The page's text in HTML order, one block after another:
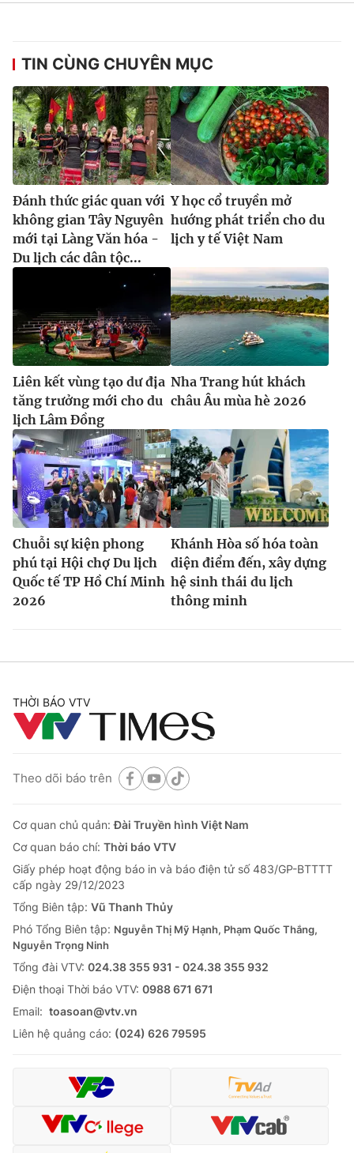
Nguyễn Trọng Ninh
024.38 355 931 - 024.38 355 932
Ðiện thoại Thời báo VTV:024.66 897 897
Email:toasoan@vtv.vn
Liên hệ quảng cáo:024-7300.7108
® Cấm sao chép dưới mọi hình thức nếu không có sự chấp
thuận bằng văn bản. Ghi rõ nguồn VTV.vn khi phát hành lại
thông tin từ website này.
TIN CÙNG CHUYÊN MỤC
Đánh thức giác quan với
không gian Tây Nguyên
mới tại Làng Văn hóa -
Du lịch các dân tộc...
Y học cổ truyền mở
hướng phát triển cho du
lịch y tế Việt Nam
Liên kết vùng tạo dư địa
tăng trưởng mới cho du
lịch Lâm Đồng
Nha Trang hút khách
châu Âu mùa hè 2026
Chuỗi sự kiện phong
phú tại Hội chợ Du lịch
Quốc tế TP Hồ Chí Minh
2026
Khánh Hòa số hóa toàn
diện điểm đến, xây dựng
hệ sinh thái du lịch
thông minh
THỜI BÁO VTV
Theo dõi báo trên
Cơ quan chủ quản:Đài Truyền hình Việt Nam
Cơ quan báo chí: Thời báo VTV
Giấy phép hoạt động báo in và báo điện tử số 483/GP-BTTTT
cấp ngày 29/12/2023
Tổng Biên tập: Vũ Thanh Thủy
Phó Tổng Biên tập: Nguyễn Thị Mỹ Hạnh, Phạm Quốc Thắng,
Nguyễn Trọng Ninh
Tổng đài VTV: 024.38 355 931 - 024.38 355 932
Ðiện thoại Thời báo VTV: 0988 671 671
Email: toasoan@vtv.vn
Liên hệ quảng cáo: (024) 626 79595